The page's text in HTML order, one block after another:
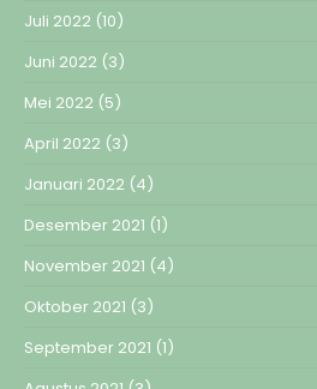
Juli 2022 (10)
Juni 2022 (3)
Mei 2022 (5)
April 2022 (3)
Januari 2022 (4)
Desember 2021 (1)
November 2021 (4)
Oktober 2021 (3)
September 2021 (1)